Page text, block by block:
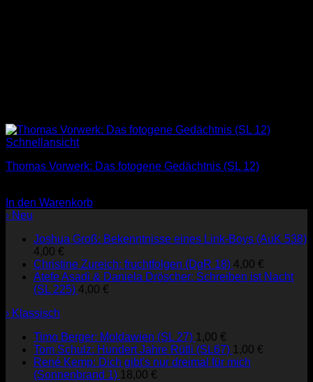
Schnellansicht
Thomas Vorwerk: Das fotogene Gedächtnis (SL 12)
In den Warenkorb
› Neu
Joshua Groß: Bekenntnisse eines Link-Boys (AuK 538)
4,00 €
Christine Zureich: fruchtfolgen (DgR 18) 4,00 €
Atefe Asadi & Daniela Dröscher: Schreiben ist Nacht
(SL 225) 4,00 €
› Klassisch
Timo Berger: Moldawien (SL 27) 1,00 €
Tom Schulz: Hundert Jahre Rütli (SL67) 1,00 €
René Kemp: Dich gibt's nur dreimal für mich
(Sonnenbrand 1) 18,00 €